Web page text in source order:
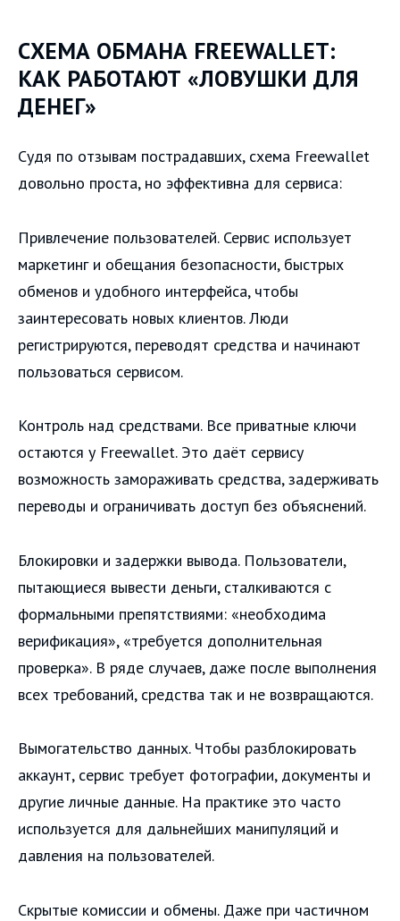
СХЕМА ОБМАНА FREEWALLET:
КАК РАБОТАЮТ «ЛОВУШКИ ДЛЯ
ДЕНЕГ»
Судя по отзывам пострадавших, схема Freewallet
довольно проста, но эффективна для сервиса:
Привлечение пользователей. Сервис использует
маркетинг и обещания безопасности, быстрых
обменов и удобного интерфейса, чтобы
заинтересовать новых клиентов. Люди
регистрируются, переводят средства и начинают
пользоваться сервисом.
Контроль над средствами. Все приватные ключи
остаются у Freewallet. Это даёт сервису
возможность замораживать средства, задерживать
переводы и ограничивать доступ без объяснений.
Блокировки и задержки вывода. Пользователи,
пытающиеся вывести деньги, сталкиваются с
формальными препятствиями: «необходима
верификация», «требуется дополнительная
проверка». В ряде случаев, даже после выполнения
всех требований, средства так и не возвращаются.
Вымогательство данных. Чтобы разблокировать
аккаунт, сервис требует фотографии, документы и
другие личные данные. На практике это часто
используется для дальнейших манипуляций и
давления на пользователей.
Скрытые комиссии и обмены. Даже при частичном